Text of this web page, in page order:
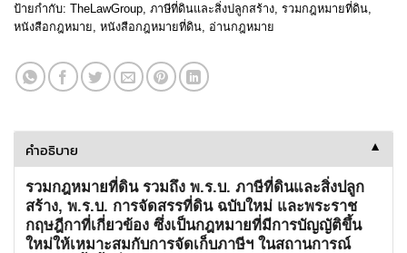
ป้ายกำกับ: TheLawGroup ภาษีที่ดินและสิ่งปลูกสร้าง รวมกฎหมายที่ดิน
หนังสือกฎหมาย หนังสือกฎหมายที่ดิน อ่านกฎหมาย
คำอธิบาย ▼
รวมกฎหมายที่ดิน รวมถึง พ.ร.บ. ภาษีที่ดินและสิ่งปลูก
สร้าง, พ.ร.บ. การจัดสรรที่ดิน ฉบับใหม่ และพระราช
กฤษฎีกาที่เกี่ยวข้อง ซึ่งเป็นกฎหมายที่มีการบัญญัติขึ้น
ใหม่ให้เหมาะสมกับการจัดเก็บภาษีฯ ในสถานการณ์